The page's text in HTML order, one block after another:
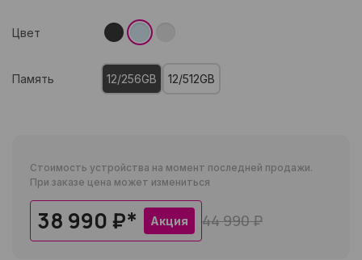
Цвет
Память 12/256GB 12/512GB
Стоимость устройства на момент последней продажи.
При заказе цена может измениться
38 990 ₽* Акция 44 990 ₽